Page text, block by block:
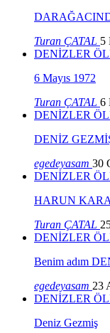
Turan ÇATAL 5
DENİZLER
6 Mayıs 1972
Turan ÇATAL 6
DENİZLER
DENİZ
egedeyasam 30
DENİZLER
HARUN
Turan ÇATAL
DENİZLER
Benim adım
egedeyasam 23
DENİZLER
Deniz Gezmiş